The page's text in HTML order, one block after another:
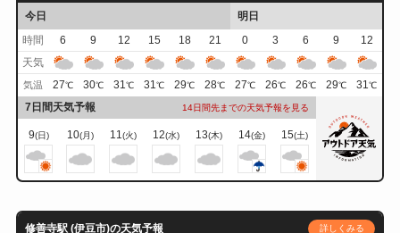
今日
明日
時間
6 9 12 15 18 21 0 3 6 9
12
天気
気温 27℃ 30℃ 31℃ 31℃ 29℃ 28℃ 27℃ 26℃ 26℃ 29℃ 31℃
7日間天気予報 14日間先までの天気予報を見る
9(日) 10(月) 11(火) 12(水) 13(木) 14(金) 15(土)
修善寺駅 (伊豆市)の天気予報 詳しくみる